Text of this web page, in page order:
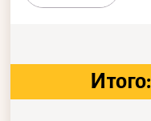
Итого: